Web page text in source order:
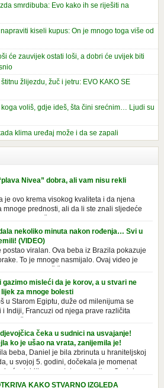
smrdibuba: Evo kako ih se riješiti na
kiseli kupus: On je mnogo toga više od
će zauvijek ostati loši, a dobri će uvijek biti
žlijezdu, žuč i jetru: EVO KAKO SE
voliš, gdje ideš, šta čini srećnim… Ljudi su
klima uređaj može i da se zapali
Nivea” dobra, ali vam nisu rekli
je ovo krema visokog kvaliteta i da njena
mnoge prednosti, ali da li ste znali sljedeće
krema u klasičnoj, plavoj kutiji,
formule, jeste nezamenljiv inventar
Mnogi ljudi se ne odvajaju od nje, pa je
nekoliko minuta nakon rođenja… Svi u
(VIDEO)
postao viralan. Ova beba iz Brazila pokazuje
To je mnoge nasmijalo. Ovaj video je
snimila babica, pregledalo ga je preko 80
ostale u čudu nakon što su vidjeli kako
gazimo misleći da je korov, a u stvari ne
za mnoge bolesti
u Starom Egiptu, duže od milenijuma se
i Indiji, Francuzi od njega prave različita
Tušt je jednogodišnji, ali vrlo uporan
nastani u bašti ili dvorištu, teško ga se
čeka u sudnici na usvajanje!
ko je ušao na vrata, zanijemila je!
beba, Daniel je bila zbrinuta u hraniteljskoj
u svojoj 5. godini, dočekala je momenat
će dobiti novu, stalnu porodicu. Ovaj dan
i njenu novu porodicu, ali je uskoro
KAKO STVARNO IZGLEDA